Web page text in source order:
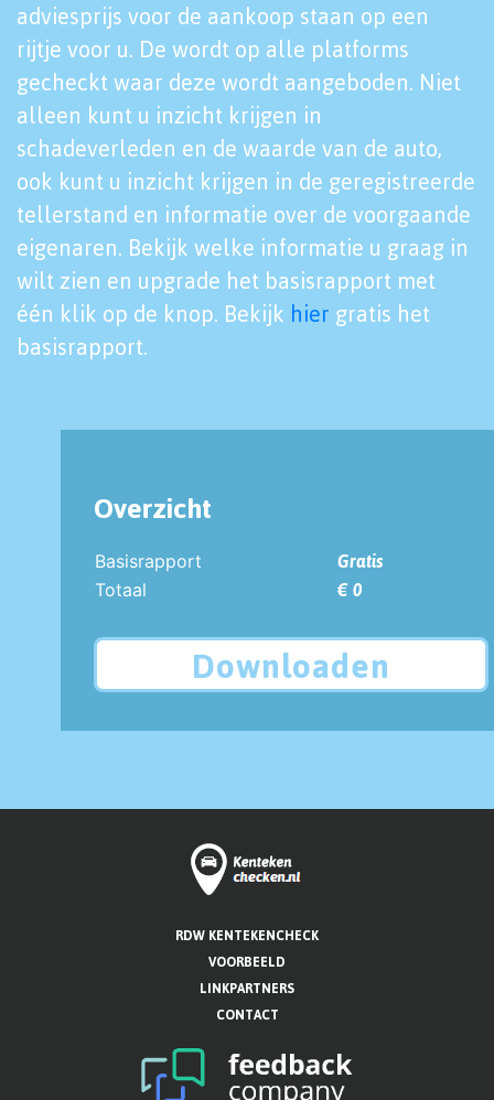
adviesprijs voor de aankoop staan op een
rijtje voor u. De wordt op alle platforms
gecheckt waar deze wordt aangeboden. Niet
alleen kunt u inzicht krijgen in
schadeverleden en de waarde van de auto,
ook kunt u inzicht krijgen in de geregistreerde
tellerstand en informatie over de voorgaande
eigenaren. Bekijk welke informatie u graag in
wilt zien en upgrade het basisrapport met
één klik op de knop. Bekijk hier gratis het
basisrapport.
Overzicht
Basisrapport
Gratis
Totaal
€ 0
Downloaden
RDW KENTEKENCHECK
VOORBEELD
LINKPARTNERS
CONTACT